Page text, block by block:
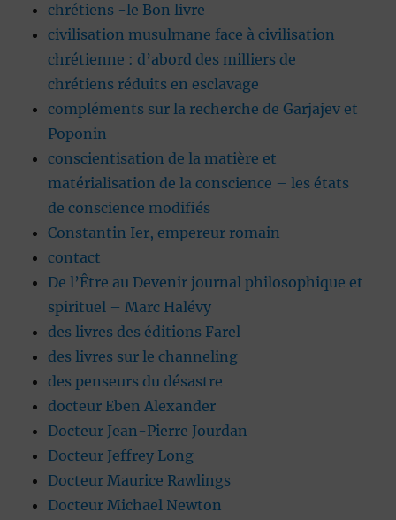
chrétiens -le Bon livre
civilisation musulmane face à civilisation
chrétienne : d’abord des milliers de
chrétiens réduits en esclavage
compléments sur la recherche de Garjajev et
Poponin
conscientisation de la matière et
matérialisation de la conscience – les états
de conscience modifiés
Constantin Ier, empereur romain
contact
De l’Être au Devenir journal philosophique et
spirituel – Marc Halévy
des livres des éditions Farel
des livres sur le channeling
des penseurs du désastre
docteur Eben Alexander
Docteur Jean-Pierre Jourdan
Docteur Jeffrey Long
Docteur Maurice Rawlings
Docteur Michael Newton